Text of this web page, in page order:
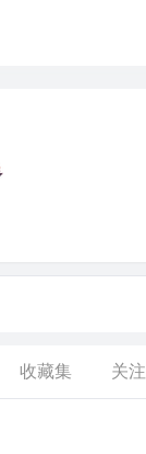
收藏集 关注